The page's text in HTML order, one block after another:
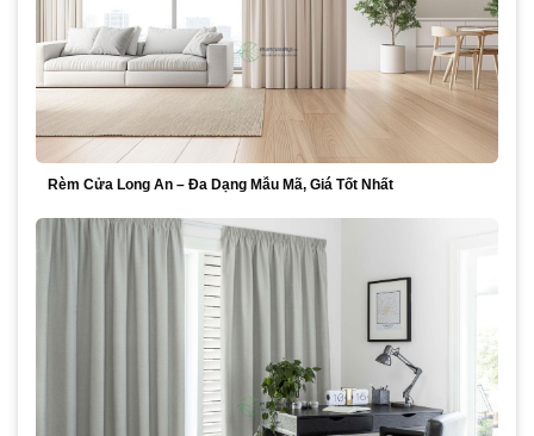
Rèm Cửa Long An – Đa Dạng Mẫu Mã, Giá Tốt Nhất